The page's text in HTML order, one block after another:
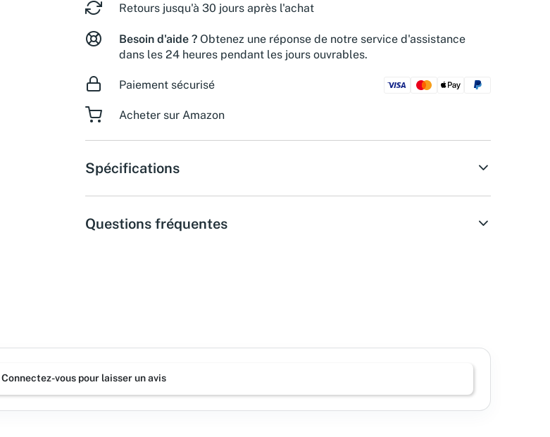
Retours jusqu'à 30 jours après l'achat
Besoin d'aide ? Obtenez une réponse de notre service d'assistance
dans les 24 heures pendant les jours ouvrables.
Paiement sécurisé
Acheter sur Amazon
Spécifications
Questions fréquentes
Connectez-vous pour laisser un avis